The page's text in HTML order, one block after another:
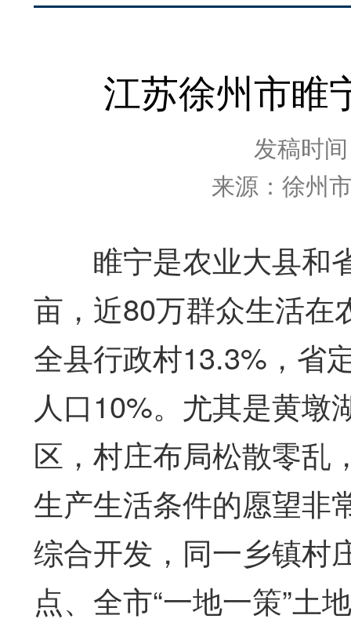
江苏徐州市睢
发稿时
来源：徐州
睢宁是农业大县和
亩，近80万群众生活在
全县行政村13.3%，省
人口10%。尤其是黄墩
区，村庄布局松散零乱
生产生活条件的愿望非
综合开发，同一乡镇村
点、全市“一地一策”土